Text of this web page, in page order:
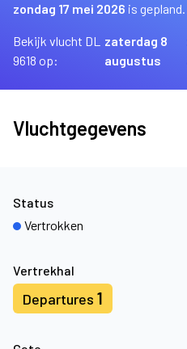
zondag 17 mei 2026 is gepland.
Bekijk vlucht DL
9618 op:
zaterdag 8
augustus
Vluchtgegevens
Vertrekhal
Departures 1
Status
Vertrokken